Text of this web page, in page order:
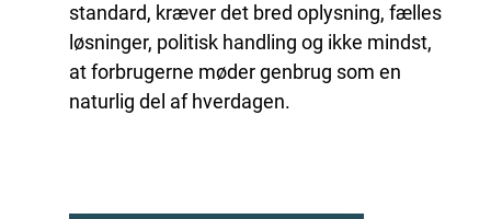
standard, kræver det bred oplysning, fælles
løsninger, politisk handling og ikke mindst,
at forbrugerne møder genbrug som en
naturlig del af hverdagen.